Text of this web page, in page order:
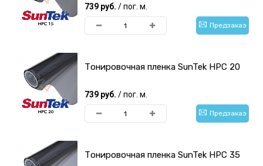
739 руб. / пог. м.
Предзаказ
Тонировочная пленка SunTek HPC 20
739 руб. / пог. м.
Предзаказ
Тонировочная пленка SunTek HPC 35